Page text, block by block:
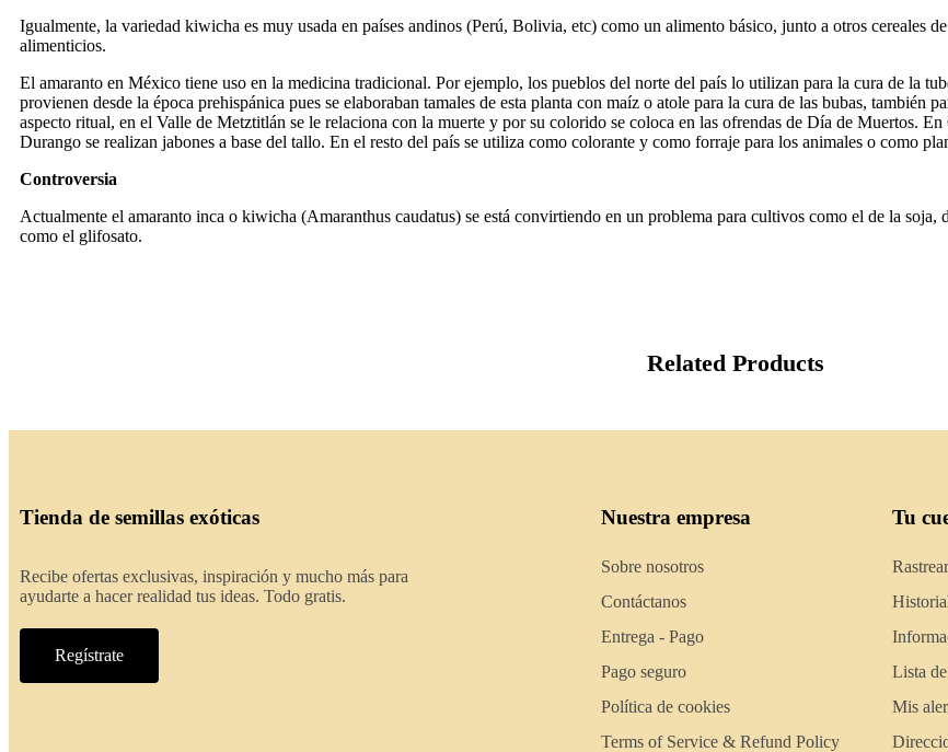
Igualmente, la variedad kiwicha es muy usada en países andinos (Perú, Bolivia, etc) como un alimento básico, junto a otros cereales
alimenticios.
El amaranto en México tiene uso en la medicina tradicional. Por ejemplo, los pueblos del norte del país lo utilizan para la cura de la
provienen desde la época prehispánica pues se elaboraban tamales de esta planta con maíz o atole para la cura de las bubas, también
aspecto ritual, en el Valle de Metztitlán se le relaciona con la muerte y por su colorido se coloca en las ofrendas de Día de Muertos.
Durango se realizan jabones a base del tallo. En el resto del país se utiliza como colorante y como forraje para los animales o como
Controversia
Actualmente el amaranto inca o kiwicha (Amaranthus caudatus) se está convirtiendo en un problema para cultivos como el de la soja,
como el glifosato.
Related Products
Tienda de semillas exóticas
Recibe ofertas exclusivas, inspiración y mucho más para
ayudarte a hacer realidad tus ideas. Todo gratis.
Regístrate
Nuestra empresa
Sobre nosotros
Contáctanos
Entrega - Pago
Pago seguro
Política de cookies
Terms of Service & Refund Policy
Tu
Lista
Mis